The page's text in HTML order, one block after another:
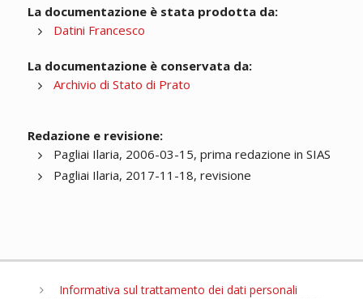
La documentazione è stata prodotta da:
Datini Francesco
La documentazione è conservata da:
Archivio di Stato di Prato
Redazione e revisione:
Pagliai Ilaria, 2006-03-15, prima redazione in SIAS
Pagliai Ilaria, 2017-11-18, revisione
Informativa sul trattamento dei dati personali